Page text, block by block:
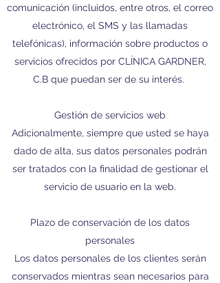
comunicación (incluidos, entre otros, el correo
electrónico, el SMS y las llamadas
telefónicas), información sobre productos o
servicios ofrecidos por CLÍNICA GARDNER,
C.B que puedan ser de su interés.
Gestión de servicios web
Adicionalmente, siempre que usted se haya
dado de alta, sus datos personales podrán
ser tratados con la finalidad de gestionar el
servicio de usuario en la web.
Plazo de conservación de los datos
personales
Los datos personales de los clientes serán
conservados mientras sean necesarios para